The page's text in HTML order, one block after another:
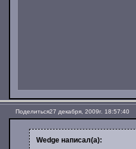
Поделиться27 декабря, 2009г. 18:57:40
Wedge написал(а):